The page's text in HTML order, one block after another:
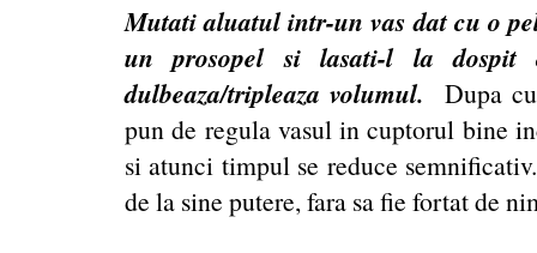
Mutati aluatul intr-un vas dat cu o
un prosopel si lasati-l la
dulbeaza/tripleaza volumul. Dupa
pun de regula vasul in cuptorul bine
si atunci timpul se reduce
de la sine putere, fara sa fie fortat de